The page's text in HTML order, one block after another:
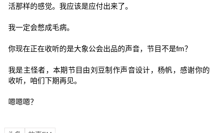
活那样的感觉。我应该是应付出来了。
我一定会憋成毛病。
你现在正在收听的是大象公会出品的声音，节目不是fm？
我是主怪者，本期节目由刘豆制作声音设计，杨帆，感谢你的
收听，咱们下期再见。
嗯嗯嗯？